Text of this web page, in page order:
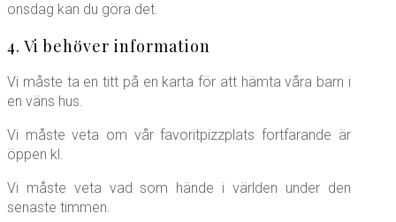
onsdag kan du göra det.
4. Vi behöver information
Vi måste ta en titt på en karta för att hämta våra barn i
en väns hus.
Vi måste veta om vår favoritpizzplats fortfarande är
öppen kl.
Vi måste veta vad som hände i världen under den
senaste timmen.